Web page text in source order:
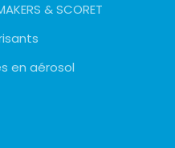
& SCORET
en aérosol